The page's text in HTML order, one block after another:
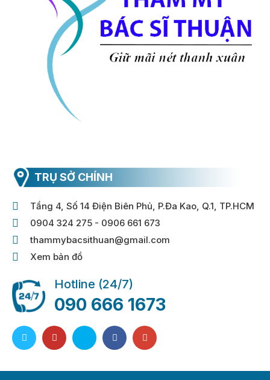
TRỤ SỞ CHÍNH
Tầng 4, Số 14 Điện Biên Phủ, P.Đa Kao, Q.1, TP.HCM
0904 324 275 - 0906 661 673
thammybacsithuan@gmail.com
Xem bản đồ
Hotline (24/7)
090 666 1673